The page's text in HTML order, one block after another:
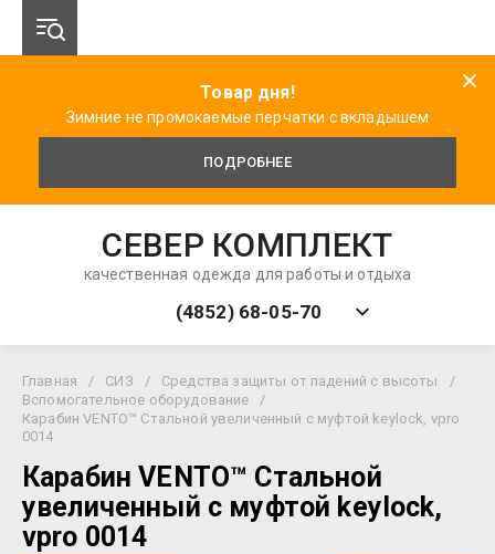
Товар дня!
Зимние не промокаемые перчатки с вкладышем
ПОДРОБНЕЕ
СЕВЕР КОМПЛЕКТ
качественная одежда для работы и отдыха
(4852) 68-05-70
Главная / СИЗ / Средства защиты от падений с высоты
/
Вспомогательное оборудование
/
Карабин VENTO™ Стальной увеличенный с муфтой keylock, vpro
0014
Карабин VENTO™ Стальной
увеличенный с муфтой keylock,
vpro 0014